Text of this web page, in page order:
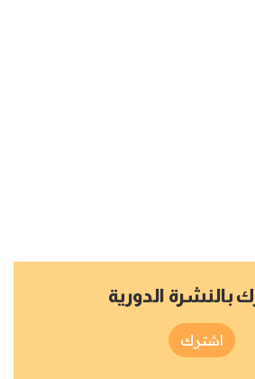
بالنشرة الدورية
اشترك